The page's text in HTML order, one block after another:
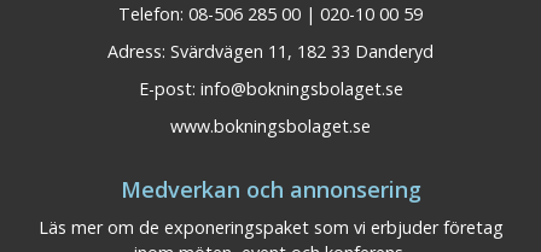
Telefon: 08-506 285 00 | 020-10 00 59
Adress: Svärdvägen 11, 182 33 Danderyd
E-post: info@bokningsbolaget.se
www.bokningsbolaget.se
Medverkan och annonsering
Läs mer om de exponeringspaket som vi erbjuder företag